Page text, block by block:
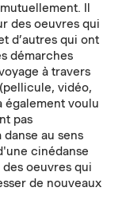
Il
des oeuvres qui
d’autres qui ont
démarches
à travers
vidéo,
également voulu
pas
au sens
cinédanse
oeuvres qui
de nouveaux